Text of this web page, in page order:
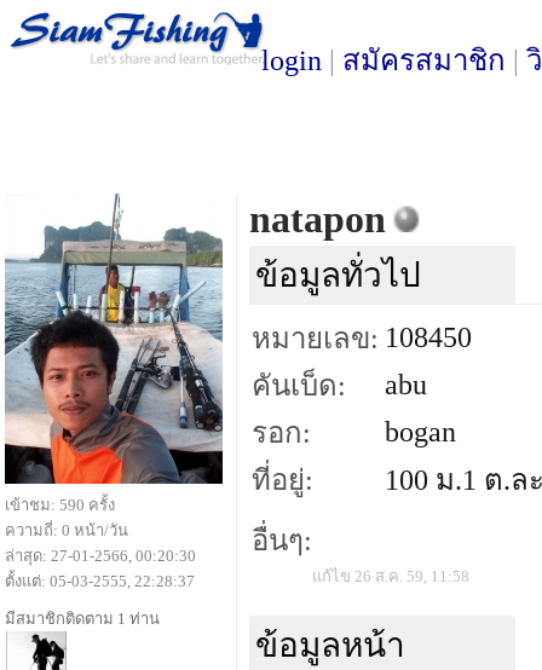
login | สมัครสมาชิก |
natapon
ข้อมูลทั่วไป
หมายเลข: 108450
คันเบ็ด:
abu
รอก:
bogan
ที่อยู่:
100 ม.1 ต.ล
อื่นๆ:
แก้ไข 26 ส.ค. 59, 11:58
ข้อมูลหน้า
เข้าชม: 590 ครั้ง
ความถี่: 0 หน้า/วัน
ล่าสุด: 27-01-2566, 00:20:30
ตั้งแต่: 05-03-2555, 22:28:37
มีสมาชิกติดตาม 1 ท่าน